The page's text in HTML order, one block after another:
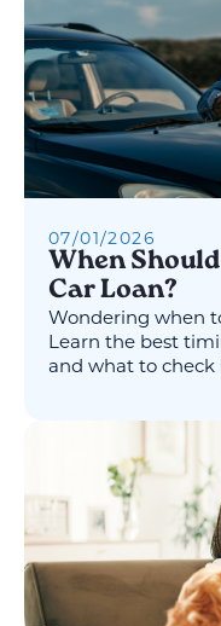
07/01/2026
When
Car Loan?
Wondering when
Learn the best
and what to check